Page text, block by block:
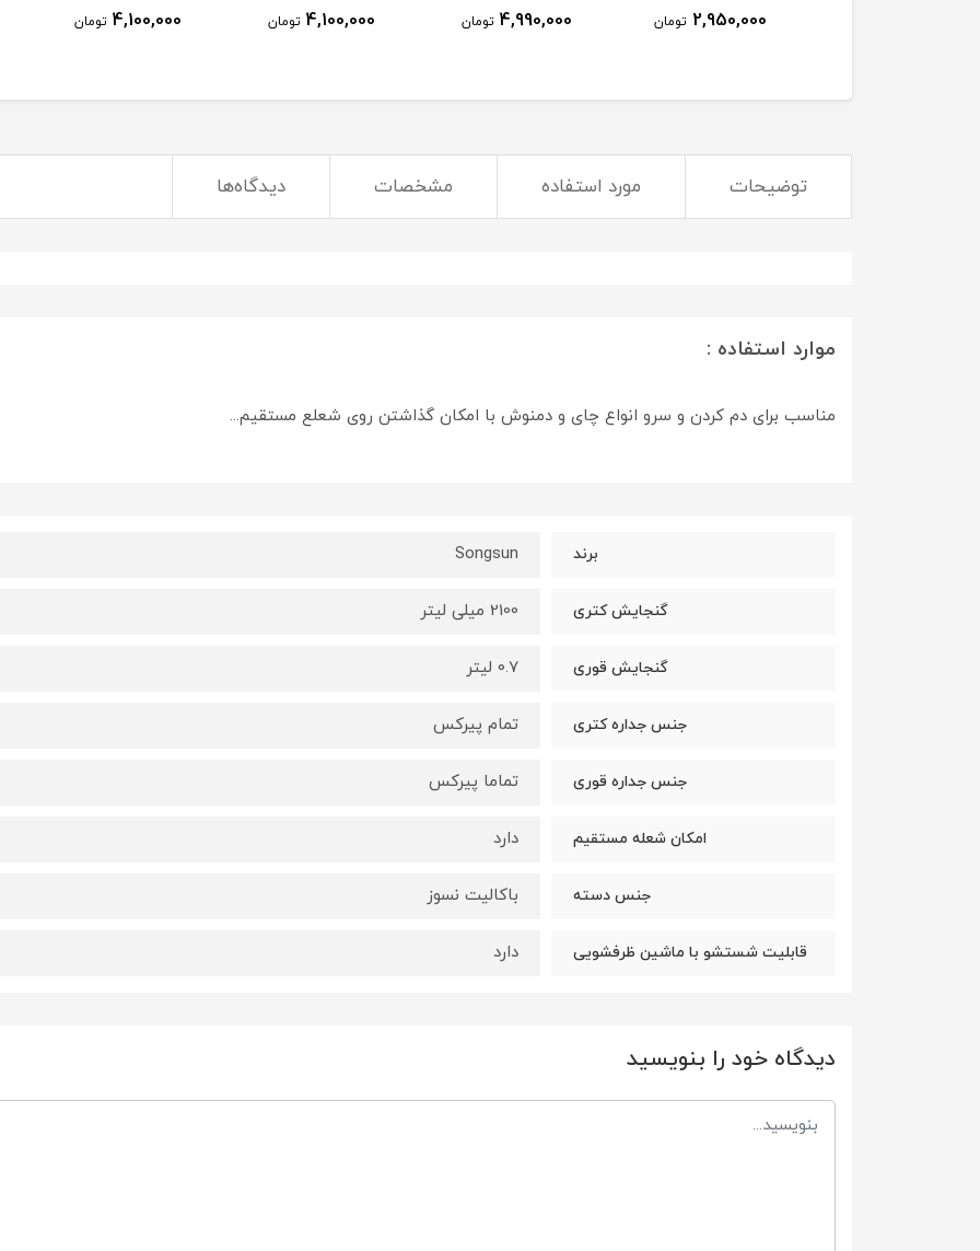
2,950,000 تومان 4,990,000 تومان 4,100,000 تومان 4,100,000 تومان
توضیحات مورد استفاده مشخصات دیدگاه‌ها
موارد استفاده :
مناسب برای دم کردن و سرو انواع چای و دمنوش با امکان گذاشتن روی شعلع مستقیم...
برند Songsun
گنجایش کتری 2100 میلی لیتر
گنجایش قوری 0.7 لیتر
جنس جداره کتری تمام پیرکس
جنس جداره قوری تماما پیرکس
امکان شعله مستقیم دارد
جنس دسته باکالیت نسوز
قابلیت شستشو با ماشین ظرفشویی دارد
دیدگاه خود را بنویسید